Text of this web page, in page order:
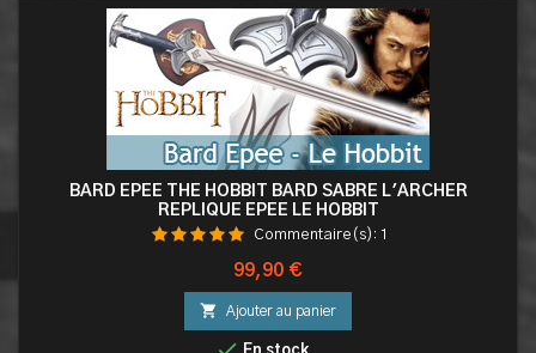
BARD EPEE THE HOBBIT BARD SABRE L'ARCHER
REPLIQUE EPEE LE HOBBIT
Commentaire(s): 1
Prix
99,90 €
 Ajouter au panier